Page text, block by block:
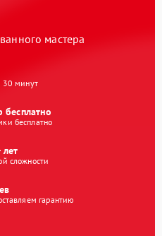
мастера
30 минут
бесплатно
бесплатно
сложности
гарантию